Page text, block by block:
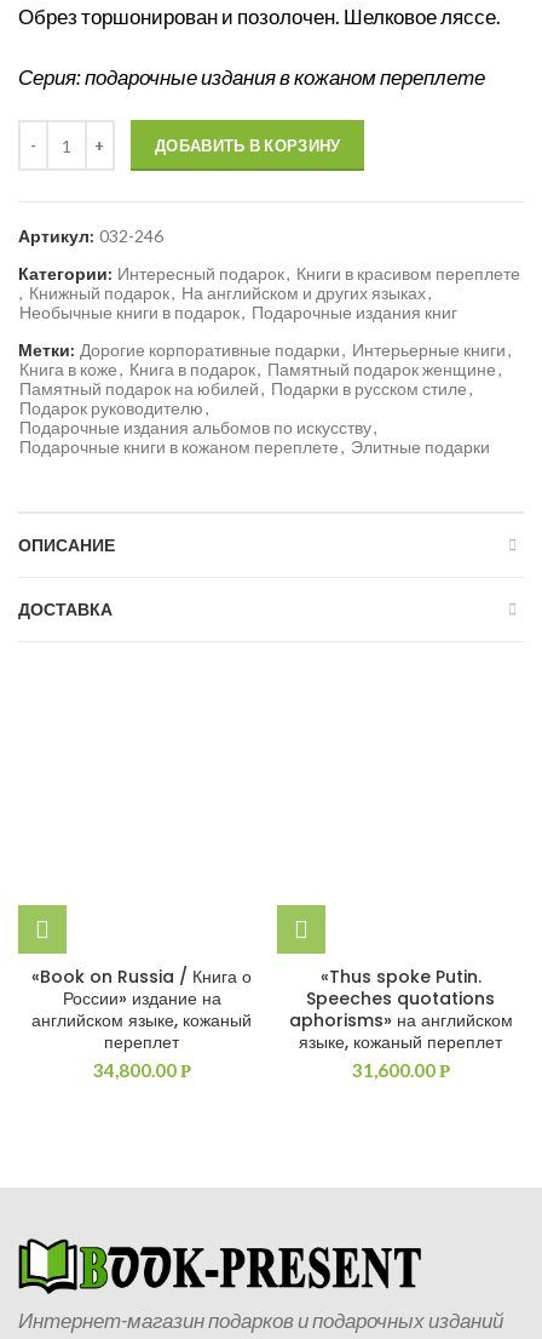
Обрез торшонирован и позолочен. Шелковое ляссе.
Серия: подарочные издания в кожаном переплете
ДОБАВИТЬ В КОРЗИНУ
Артикул: 032-246
Категории: Интересный подарок, Книги в красивом переплете
, Книжный подарок, На английском и других языках,
Необычные книги в подарок, Подарочные издания книг
Метки: Дорогие корпоративные подарки, Интерьерные книги,
Книга в коже, Книга в подарок, Памятный подарок женщине,
Памятный подарок на юбилей, Подарки в русском стиле,
Подарок руководителю,
Подарочные издания альбомов по искусству,
Подарочные книги в кожаном переплете, Элитные подарки
ОПИСАНИЕ
ДОСТАВКА
«Book on Russia / Книга о
России» издание на
английском языке, кожаный
переплет
34,800.00Р
«Thus spoke Putin.
Speeches quotations
aphorisms» на английском
языке, кожаный переплет
31,600.00Р
Интернет-магазин подарков и подарочных изданий